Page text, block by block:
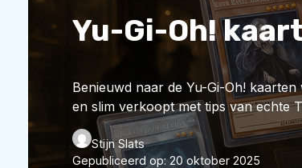
Yu-Gi-Oh!
Benieuwd naar de Yu-Gi-Oh!
en slim verkoopt met tips van echte
Stijn Slats
Gepubliceerd op:20 oktober 2025